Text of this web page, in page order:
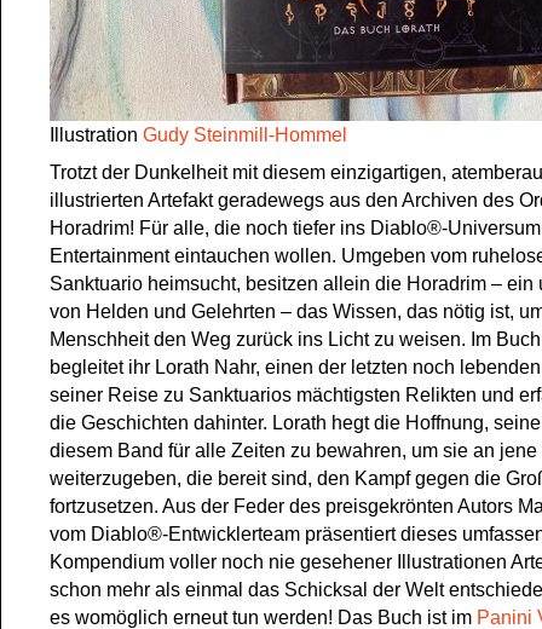
Illustration Gudy Steinmill-Hommel
Trotzt der Dunkelheit mit diesem einzigartigen,
illustrierten Artefakt geradewegs aus den Archiven des
Horadrim! Für alle, die noch tiefer ins Diablo®-
Entertainment eintauchen wollen. Umgeben vom
Sanktuario heimsucht, besitzen allein die Horadrim – ein
von Helden und Gelehrten – das Wissen, das nötig ist,
Menschheit den Weg zurück ins Licht zu weisen. Im
begleitet ihr Lorath Nahr, einen der letzten noch
seiner Reise zu Sanktuarios mächtigsten Relikten und
die Geschichten dahinter. Lorath hegt die Hoffnung,
diesem Band für alle Zeiten zu bewahren, um sie an jene
weiterzugeben, die bereit sind, den Kampf gegen die
fortzusetzen. Aus der Feder des preisgekrönten Autors
vom Diablo®-Entwicklerteam präsentiert dieses
Kompendium voller noch nie gesehener Illustrationen
schon mehr als einmal das Schicksal der Welt
es womöglich erneut tun werden! Das Buch ist im Panini